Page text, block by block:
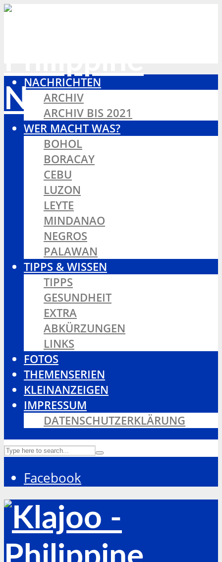
NACHRICHTEN
ARCHIV
ARCHIV BIS 2021
WER MACHT WAS?
BOHOL
BORACAY
CEBU
LUZON
LEYTE
MINDANAO
NEGROS
PALAWAN
TIPPS & WISSEN
TIPPS
GESUNDHEIT
EXTRA
ABKÜRZUNGEN
LINKS
FOTOS
THEMENSERIEN
KLEINANZEIGEN
IMPRESSUM
DATENSCHUTZERKLÄRUNG
Facebook